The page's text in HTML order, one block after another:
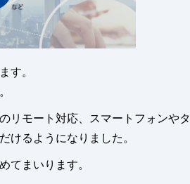
す。
リモート対応、スマートフォンやタ
けるようになりました。
てまいります。